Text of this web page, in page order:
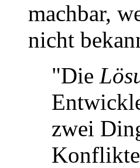
machbar,
nicht
"Die
zwei